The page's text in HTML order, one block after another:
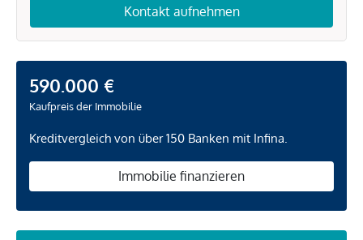
Kontakt aufnehmen
590.000 €
Kaufpreis der Immobilie
Kreditvergleich von über 150 Banken mit Infina.
Immobilie finanzieren